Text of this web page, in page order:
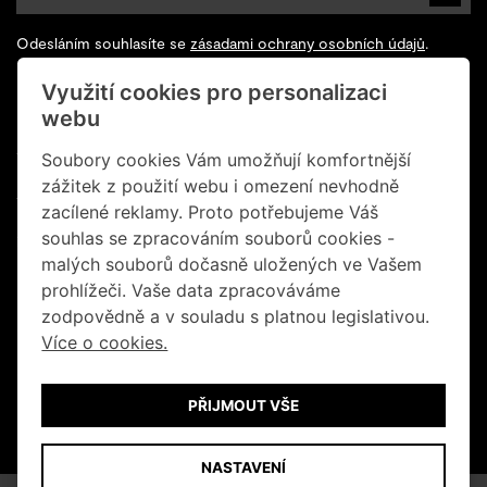
Odesláním souhlasíte se zásadami ochrany osobních údajů.
Sledujte nás na Facebooku
+420 602 200 928
+420 702 131 673
info@retrogallery.cz
Informace o cookies
Obchodní podmínky
Využití cookies pro personalizaci
webu
Soubory cookies Vám umožňují komfortnější
zážitek z použití webu i omezení nevhodně
zacílené reklamy. Proto potřebujeme Váš
souhlas se zpracováním souborů cookies -
malých souborů dočasně uložených ve Vašem
prohlížeči. Vaše data zpracováváme
zodpovědně a v souladu s platnou legislativou.
Více o cookies.
PŘIJMOUT VŠE
NASTAVENÍ